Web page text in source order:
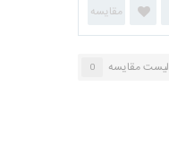
لیست مقایسه 0